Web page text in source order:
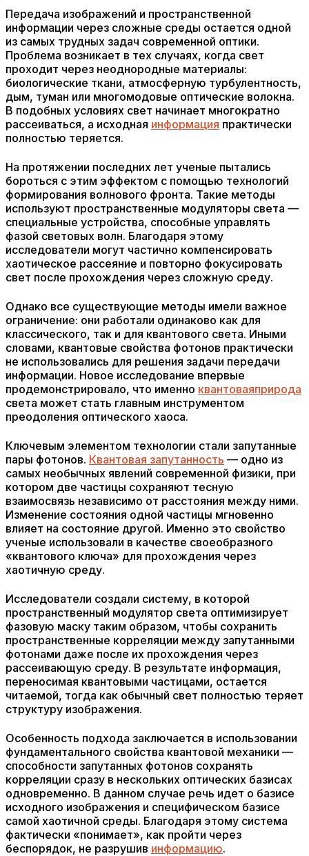
Передача изображений и пространственной
информации через сложные среды остается одной
из самых трудных задач современной оптики.
Проблема возникает в тех случаях, когда свет
проходит через неоднородные материалы:
биологические ткани, атмосферную турбулентность,
дым, туман или многомодовые оптические волокна.
В подобных условиях свет начинает многократно
рассеиваться, а исходная информация практически
полностью теряется.
На протяжении последних лет ученые пытались
бороться с этим эффектом с помощью технологий
формирования волнового фронта. Такие методы
используют пространственные модуляторы света —
специальные устройства, способные управлять
фазой световых волн. Благодаря этому
исследователи могут частично компенсировать
хаотическое рассеяние и повторно фокусировать
свет после прохождения через сложную среду.
Однако все существующие методы имели важное
ограничение: они работали одинаково как для
классического, так и для квантового света. Иными
словами, квантовые свойства фотонов практически
не использовались для решения задачи передачи
информации. Новое исследование впервые
продемонстрировало, что именно квантоваяприрода
света может стать главным инструментом
преодоления оптического хаоса.
Ключевым элементом технологии стали запутанные
пары фотонов. Квантовая запутанность — одно из
самых необычных явлений современной физики, при
котором две частицы сохраняют тесную
взаимосвязь независимо от расстояния между ними.
Изменение состояния одной частицы мгновенно
влияет на состояние другой. Именно это свойство
ученые использовали в качестве своеобразного
«квантового ключа» для прохождения через
хаотичную среду.
Исследователи создали систему, в которой
пространственный модулятор света оптимизирует
фазовую маску таким образом, чтобы сохранить
пространственные корреляции между запутанными
фотонами даже после их прохождения через
рассеивающую среду. В результате информация,
переносимая квантовыми частицами, остается
читаемой, тогда как обычный свет полностью теряет
структуру изображения.
Особенность подхода заключается в использовании
фундаментального свойства квантовой механики —
способности запутанных фотонов сохранять
корреляции сразу в нескольких оптических базисах
одновременно. В данном случае речь идет о базисе
исходного изображения и специфическом базисе
самой хаотичной среды. Благодаря этому система
фактически «понимает», как пройти через
беспорядок, не разрушив информацию.